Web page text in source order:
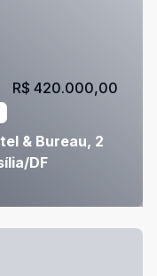
& Bureau, 2
DF
R$ 420.000,00